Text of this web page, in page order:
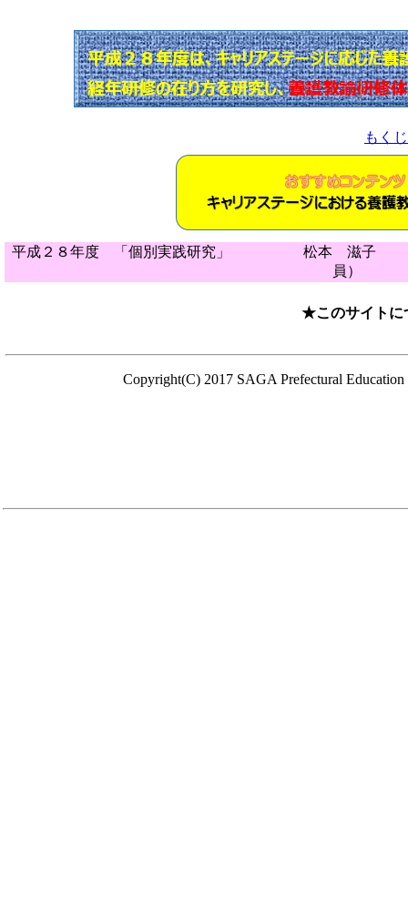
もく
平成２８年度 「個別実践研究」 松本 滋子
員）
★このサイトに
Copyright(C) 2017 SAGA Prefectural Education